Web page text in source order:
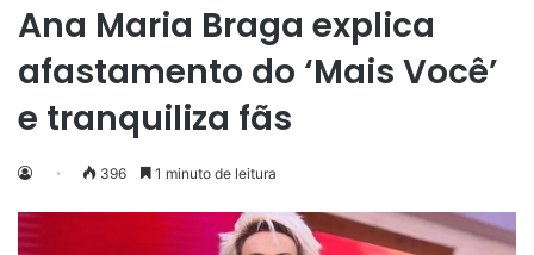
Ana Maria Braga explica
afastamento do ‘Mais Você’
e tranquiliza fãs
396 1 minuto de leitura